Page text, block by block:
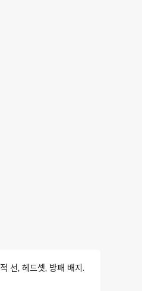
선, 헤드셋, 방패 배지.